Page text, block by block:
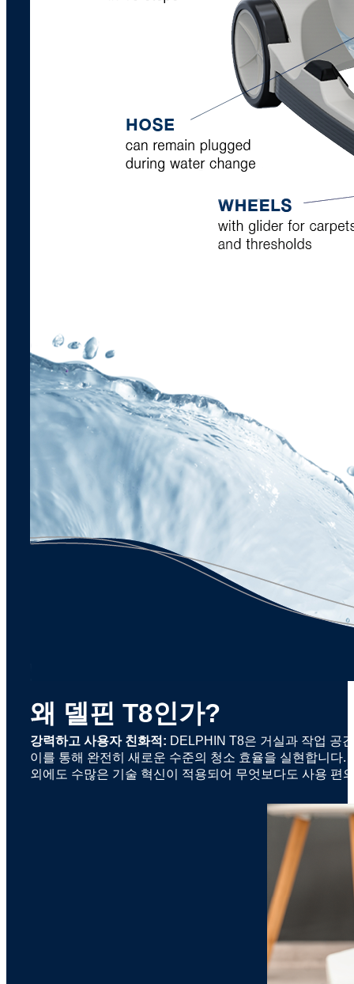
왜 델핀 T8인가?
강력하고 사용자 친화적: DELPHIN T8은 거실과 작업 공
이를 통해 완전히 새로운 수준의 청소 효율을 실현합니
외에도 수많은 기술 혁신이 적용되어 무엇보다도 사용 편